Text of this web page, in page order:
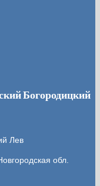
Богородицкий
Лев
обл.